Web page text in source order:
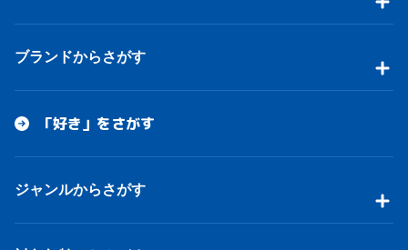
ブランドからさがす
「好き」をさがす
ジャンルからさがす